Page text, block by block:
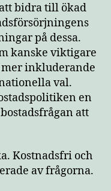
bidra till ökad
på dessa.
kanske viktigare
mer inkluderande
val.
en
att
Kostnadsfri och
av frågorna.